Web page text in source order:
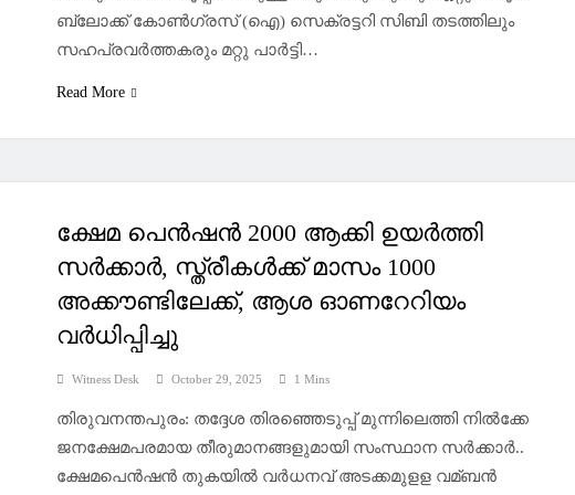
ബ്ലോക്ക് കോൺഗ്രസ് (ഐ) സെക്രട്ടറി സിബി തടത്തിലും
സഹപ്രവർത്തകരും മറ്റു പാർട്ടി…
Read More
ക്ഷേമ പെൻഷൻ 2000 ആക്കി ഉയര്‍ത്തി
സര്‍ക്കാര്‍, സ്ത്രീകള്‍ക്ക് മാസം 1000
അക്കൗണ്ടിലേക്ക്‌, ആശ ഓണറേറിയം
വര്‍ധിപ്പിച്ചു
Witness Desk October 29, 2025 1 Mins
തിരുവനന്തപുരം: തദ്ദേശ തിരഞ്ഞെടുപ്പ് മുന്നിലെത്തി നില്‍ക്കേ
ജനക്ഷേമപരമായ തീരുമാനങ്ങളുമായി സംസ്ഥാന സര്‍ക്കാര്‍..
ക്ഷേമപെന്‍ഷന്‍ തുകയില്‍ വര്‍ധനവ് അടക്കമുളള വമ്ബൻ